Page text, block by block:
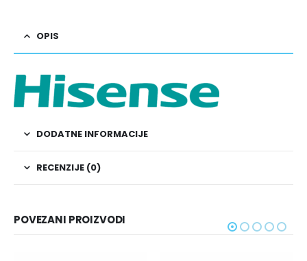
OPIS
DODATNE INFORMACIJE
RECENZIJE (0)
POVEZANI PROIZVODI